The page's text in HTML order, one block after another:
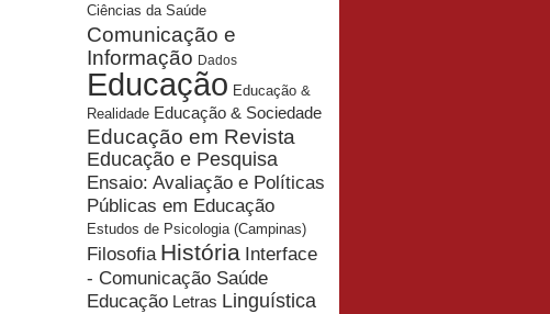
Ciências da Saúde
Comunicação e
Informação Dados
Educação Educação &
Realidade Educação & Sociedade
Educação em Revista
Educação e Pesquisa
Ensaio: Avaliação e Políticas
Públicas em Educação
Estudos de Psicologia (Campinas)
Filosofia História Interface
- Comunicação Saúde
Educação Letras Linguística